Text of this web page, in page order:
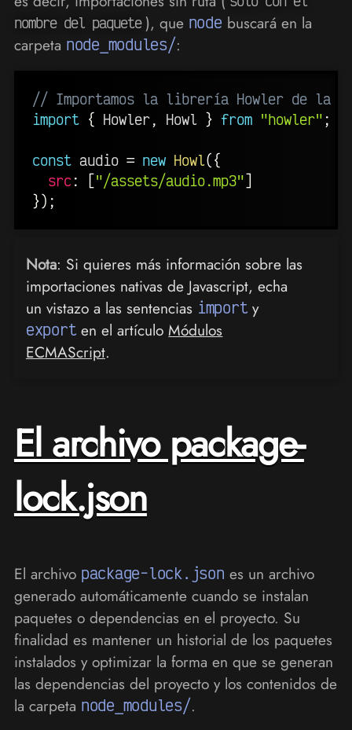
nombre del paquete ), que node buscará en la
carpeta node_modules/:
// Importamos la librería Howler de la
import { Howler, Howl } from "howler" ;
const audio = new Howl({
src : ["/assets/audio.mp3"]
}) ;
Nota: Si quieres más información sobre las
importaciones nativas de Javascript, echa
un vistazo a las sentencias import y
export en el artículoMódulos
ECMAScript.
El archivo package-
lock.json
El archivo package-lock.json es un archivo
generado automáticamente cuando se instalan
paquetes o dependencias en el proyecto. Su
finalidad es mantener un historial de los paquetes
instalados y optimizar la forma en que se generan
las dependencias del proyecto y los contenidos de
la carpeta node_modules/.